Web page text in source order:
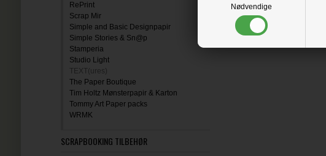
Nødvendige
RePrint
Scrap Mir
Simple and Basic Designpapir
Simple Stories & Sn@p
Stamperia
Studio Light
TEXT(ures)
The Paper Boutique
Tim Holtz Mønsterpapir & Karton
Tommy Art Paper packs
WRMK
SCRAPBOOKING TILBEHØR